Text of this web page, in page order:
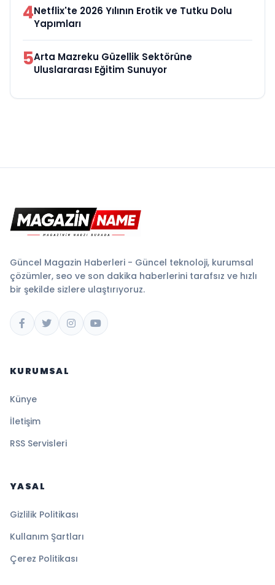
4Netflix'te 2026 Yılının Erotik ve Tutku Dolu
Yapımları
5Arta Mazreku Güzellik Sektörüne
Uluslararası Eğitim Sunuyor
Güncel Magazin Haberleri - Güncel teknoloji, kurumsal
çözümler, seo ve son dakika haberlerini tarafsız ve hızlı
bir şekilde sizlere ulaştırıyoruz.
KURUMSAL
Künye
İletişim
RSS Servisleri
YASAL
Gizlilik Politikası
Kullanım Şartları
Çerez Politikası